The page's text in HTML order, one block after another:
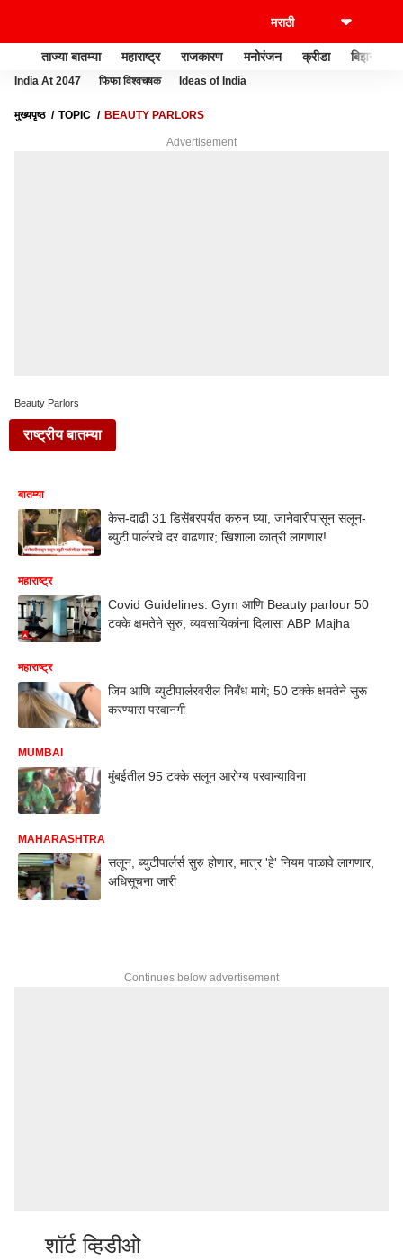
ताज्या बातम्या महाराष्ट्र राजकारण मनोरंजन क्रीडा बिझनेस
India At 2047 फिफा विश्वचषक Ideas of India
मुख्यपृष्ठ TOPIC BEAUTY PARLORS
Advertisement
Beauty Parlors
राष्ट्रीय बातम्या
बातम्या
केस-दाढी 31 डिसेंबरपर्यंत करुन घ्या, जानेवारीपासून सलून-
ब्युटी पार्लरचे दर वाढणार; खिशाला कात्री लागणार!
महाराष्ट्र
Covid Guidelines: Gym आणि Beauty parlour 50
टक्के क्षमतेने सुरु, व्यवसायिकांना दिलासा ABP Majha
महाराष्ट्र
जिम आणि ब्युटीपार्लरवरील निर्बंध मागे; 50 टक्के क्षमतेने सुरू
करण्यास परवानगी
MUMBAI
मुंबईतील 95 टक्के सलून आरोग्य परवान्याविना
MAHARASHTRA
सलून, ब्युटीपार्लर्स सुरु होणार, मात्र 'हे' नियम पाळावे लागणार,
अधिसूचना जारी
Continues below advertisement
शॉर्ट व्हिडीओ